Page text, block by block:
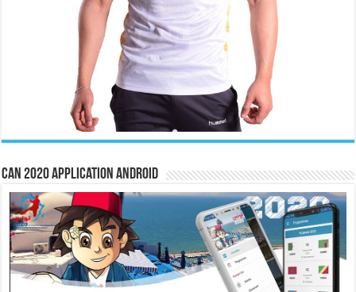
CAN 2020 Application Android